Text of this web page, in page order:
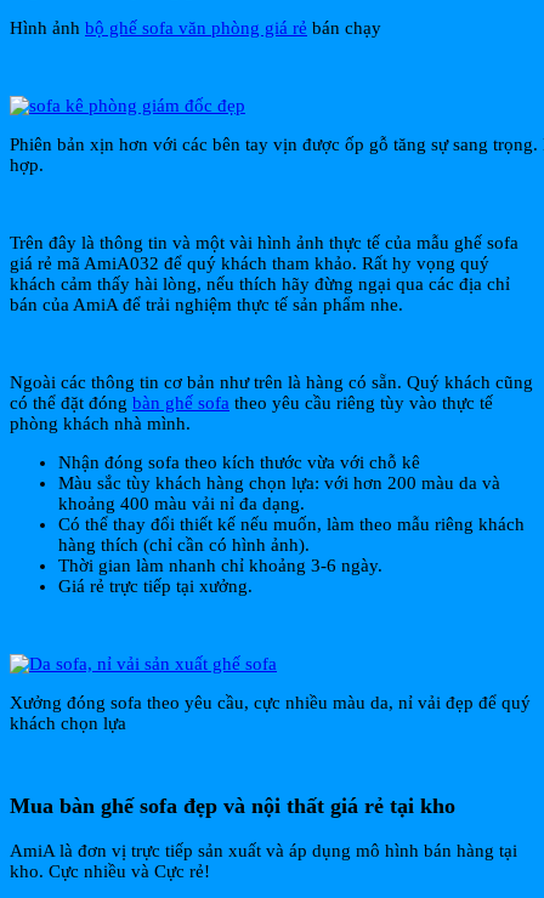
Hình ảnh bộ ghế sofa văn phòng giá rẻ bán chạy
Phiên bản xịn hơn với các bên tay vịn được ốp gỗ tăng sự sang
hợp.
Trên đây là thông tin và một vài hình ảnh thực tế của mẫu ghế sofa
giá rẻ mã AmiA032 để quý khách tham khảo. Rất hy vọng quý
khách cảm thấy hài lòng, nếu thích hãy đừng ngại qua các địa chỉ
bán của AmiA để trải nghiệm thực tế sản phẩm nhe.
Ngoài các thông tin cơ bản như trên là hàng có sẵn. Quý khách cũng
có thể đặt đóng bàn ghế sofa theo yêu cầu riêng tùy vào thực tế
phòng khách nhà mình.
Nhận đóng sofa theo kích thước vừa với chỗ kê
Màu sắc tùy khách hàng chọn lựa: với hơn 200 màu da và
khoảng 400 màu vải nỉ đa dạng.
Có thể thay đổi thiết kế nếu muốn, làm theo mẫu riêng khách
hàng thích (chỉ cần có hình ảnh).
Thời gian làm nhanh chỉ khoảng 3-6 ngày.
Giá rẻ trực tiếp tại xưởng.
Xưởng đóng sofa theo yêu cầu, cực nhiều màu da, nỉ vải đẹp để quý
khách chọn lựa
Mua bàn ghế sofa đẹp và nội thất giá rẻ tại kho
AmiA là đơn vị trực tiếp sản xuất và áp dụng mô hình bán hàng tại
kho. Cực nhiều và Cực rẻ!